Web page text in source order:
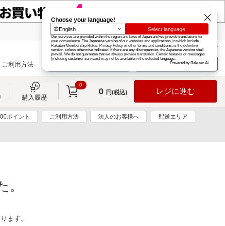
楽天グループ カード
お知らせ ヘルプ
ご利用方法 ログイン
購入履歴
0
0 円(税込) レジに進む
ポイント ご利用方法 法人のお客様へ 配送エリア
ます。